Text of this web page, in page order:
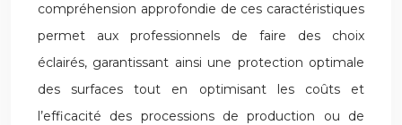
compréhension approfondie de ces caractéristiques
permet aux professionnels de faire des choix
éclairés, garantissant ainsi une protection optimale
des surfaces tout en optimisant les coûts et
l’efficacité des processions de production ou de